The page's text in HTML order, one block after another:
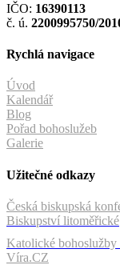
IČO: 16390113
č. ú. 2200995750/
Rychlá navigace
Úvod
Kalendář
Blog
Pořad bohoslužeb
Galerie
Užitečné odkazy
Česká biskupská
Biskupství litoměřické
Katolické bohoslužby
Víra.CZ